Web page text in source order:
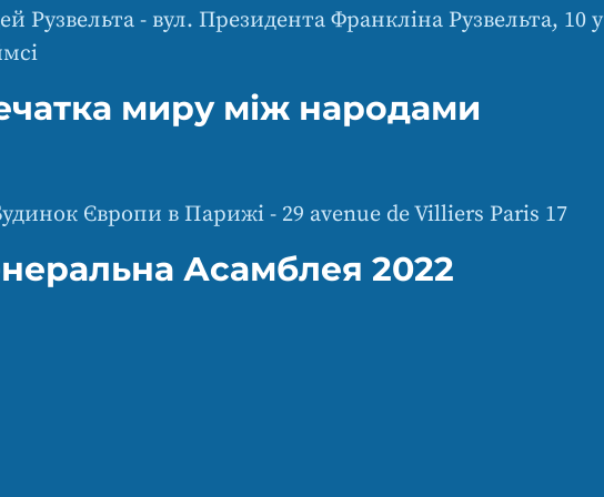
Рузвельта - вул. Президента Франкліна Рузвельта, 10 у
миру між народами
Європи в Парижі - 29 avenue de Villiers Paris 17
Асамблея 2022